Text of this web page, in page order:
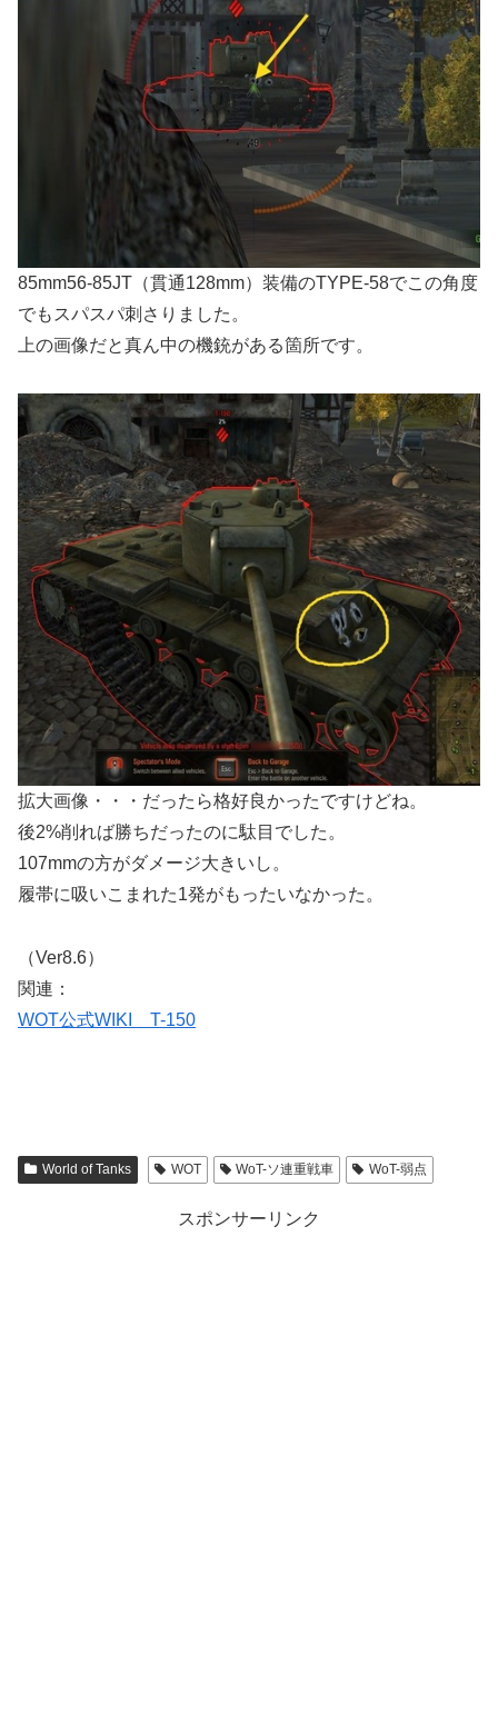
85mm56-85JT（貫通128mm）装備のTYPE-58でこの角度
でもスパスパ刺さりました。
上の画像だと真ん中の機銃がある箇所です。
拡大画像・・・だったら格好良かったですけどね。
後2%削れば勝ちだったのに駄目でした。
107mmの方がダメージ大きいし。
履帯に吸いこまれた1発がもったいなかった。
（Ver8.6）
関連：
WOT公式WIKI T-150
World of Tanks WOT WoT-ソ連重戦車 WoT-弱点
スポンサーリンク